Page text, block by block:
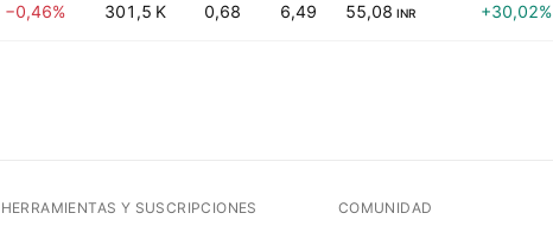
−0,46% 301,5 K 0,68 6,49 55,08 INR +30,02%
HERRAMIENTAS Y SUSCRIPCIONES COMUNIDAD